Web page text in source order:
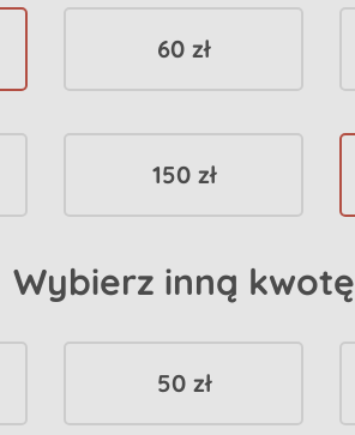
60 zł
150 zł
Wybierz inną kwotę
50 zł